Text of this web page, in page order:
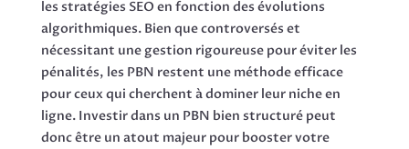
les stratégies SEO en fonction des évolutions
algorithmiques. Bien que controversés et
nécessitant une gestion rigoureuse pour éviter les
pénalités, les PBN restent une méthode efficace
pour ceux qui cherchent à dominer leur niche en
ligne. Investir dans un PBN bien structuré peut
donc être un atout majeur pour booster votre